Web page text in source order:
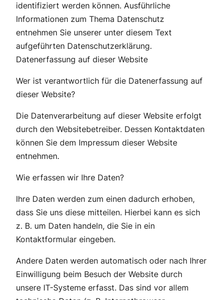
identifiziert werden können. Ausführliche
Informationen zum Thema Datenschutz
entnehmen Sie unserer unter diesem Text
aufgeführten Datenschutzerklärung.
Datenerfassung auf dieser Website
Wer ist verantwortlich für die Datenerfassung auf
dieser Website?
Die Datenverarbeitung auf dieser Website erfolgt
durch den Websitebetreiber. Dessen Kontaktdaten
können Sie dem Impressum dieser Website
entnehmen.
Wie erfassen wir Ihre Daten?
Ihre Daten werden zum einen dadurch erhoben,
dass Sie uns diese mitteilen. Hierbei kann es sich
z. B. um Daten handeln, die Sie in ein
Kontaktformular eingeben.
Andere Daten werden automatisch oder nach Ihrer
Einwilligung beim Besuch der Website durch
unsere IT-Systeme erfasst. Das sind vor allem